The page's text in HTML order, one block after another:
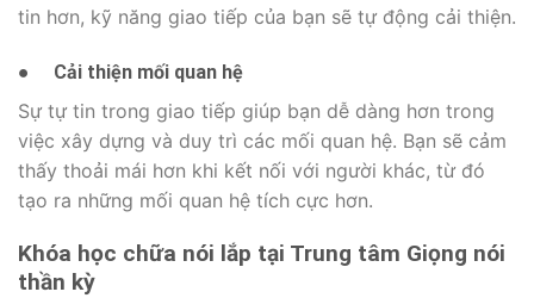
tin hơn, kỹ năng giao tiếp của bạn sẽ tự động cải thiện.
● Cải thiện mối quan hệ
Sự tự tin trong giao tiếp giúp bạn dễ dàng hơn trong
việc xây dựng và duy trì các mối quan hệ. Bạn sẽ cảm
thấy thoải mái hơn khi kết nối với người khác, từ đó
tạo ra những mối quan hệ tích cực hơn.
Khóa học chữa nói lắp tại Trung tâm Giọng nói
thần kỳ